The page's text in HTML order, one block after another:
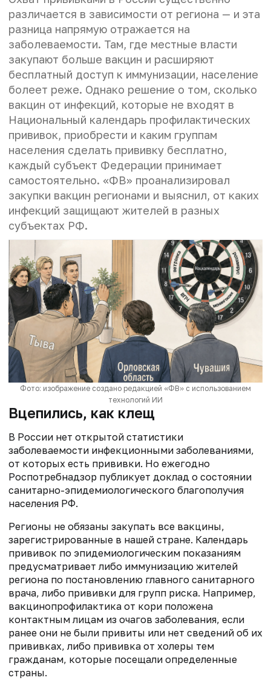
различается в зависимости от региона — и эта
разница напрямую отражается на
заболеваемости. Там, где местные власти
закупают больше вакцин и расширяют
бесплатный доступ к иммунизации, население
болеет реже. Однако решение о том, сколько
вакцин от инфекций, которые не входят в
Национальный календарь профилактических
прививок, приобрести и каким группам
населения сделать прививку бесплатно,
каждый субъект Федерации принимает
самостоятельно. «ФВ» проанализировал
закупки вакцин регионами и выяснил, от каких
инфекций защищают жителей в разных
субъектах РФ.
Фото: изображение создано редакцией «ФВ» с использованием
технологий ИИ
Вцепились, как клещ
В России нет открытой статистики
заболеваемости инфекционными заболеваниями,
от которых есть прививки. Но ежегодно
Роспотребнадзор публикует доклад о состоянии
санитарно-эпидемиологического благополучия
населения РФ.
Регионы не обязаны закупать все вакцины,
зарегистрированные в нашей стране. Календарь
прививок по эпидемиологическим показаниям
предусматривает либо иммунизацию жителей
региона по постановлению главного санитарного
врача, либо прививки для групп риска. Например,
вакцинопрофилактика от кори положена
контактным лицам из очагов заболевания, если
ранее они не были привиты или нет сведений об их
прививках, либо прививка от холеры тем
гражданам, которые посещали определенные
страны.